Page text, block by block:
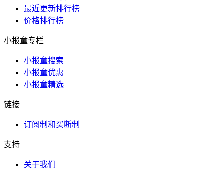
最近更新排行榜
价格排行榜
小报童专栏
小报童搜索
小报童优惠
小报童精选
链接
订阅制和买断制
支持
关于我们